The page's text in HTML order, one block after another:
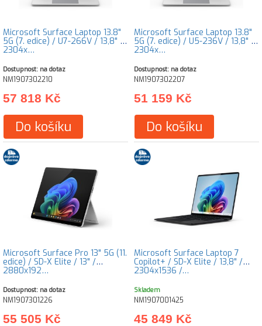
Microsoft Surface Laptop 13.8"
5G (7. edice) / U7-266V / 13,8" /
2304x…
Dostupnost: na dotaz
NM1907302210
57 818 Kč
Do košíku
Microsoft Surface Laptop 13.8"
5G (7. edice) / U5-236V / 13,8" /
2304x…
Dostupnost: na dotaz
NM1907302207
51 159 Kč
Do košíku
Microsoft Surface Pro 13" 5G (11.
edice) / SD-X Elite / 13" /
2880x192…
Dostupnost: na dotaz
NM1907301226
55 505 Kč
Microsoft Surface Laptop 7
Copilot+ / SD-X Elite / 13,8" /
2304x1536 /…
Skladem
NM1907001425
45 849 Kč